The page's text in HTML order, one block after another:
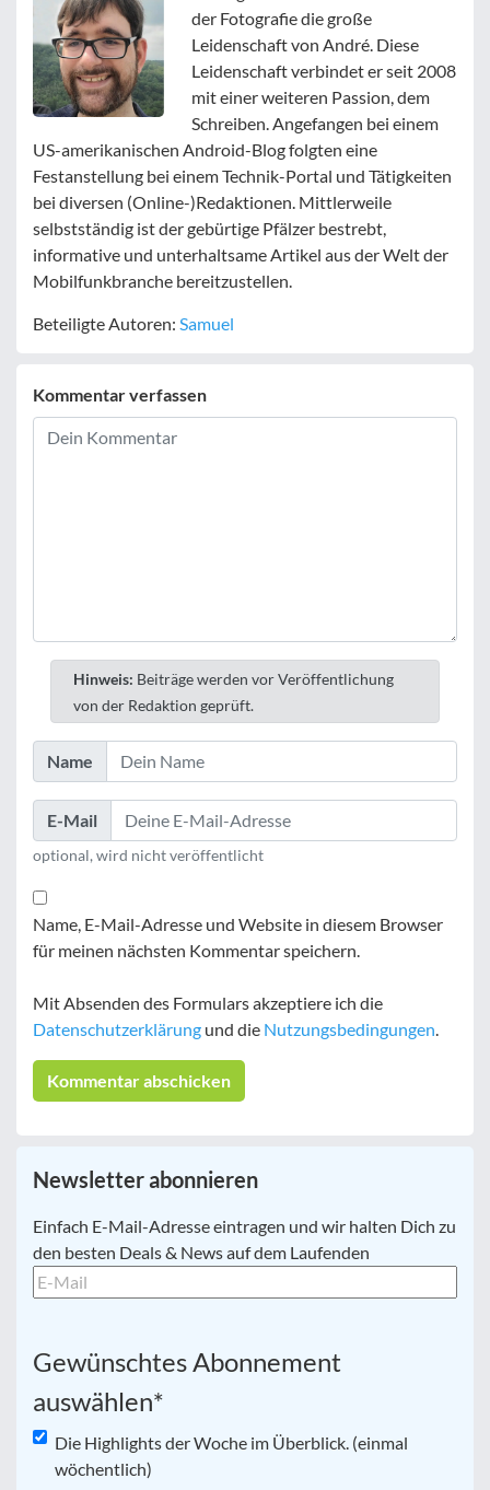
der Fotografie die große
Leidenschaft von André. Diese
Leidenschaft verbindet er seit 2008
mit einer weiteren Passion, dem
Schreiben. Angefangen bei einem
US-amerikanischen Android-Blog folgten eine
Festanstellung bei einem Technik-Portal und Tätigkeiten
bei diversen (Online-)Redaktionen. Mittlerweile
selbstständig ist der gebürtige Pfälzer bestrebt,
informative und unterhaltsame Artikel aus der Welt der
Mobilfunkbranche bereitzustellen.
Beteiligte Autoren: Samuel
Kommentar verfassen
Hinweis: Beiträge werden vor Veröffentlichung
von der Redaktion geprüft.
Name
E-Mail
optional, wird nicht veröffentlicht
Name, E-Mail-Adresse und Website in diesem Browser
für meinen nächsten Kommentar speichern.
Mit Absenden des Formulars akzeptiere ich die
Datenschutzerklärung und die Nutzungsbedingungen
Newsletter abonnieren
E-
Mail *
Einfach E-Mail-Adresse eintragen und wir halten Dich zu
den besten Deals & News auf dem Laufenden
Gewünschtes Abonnement
auswählen*
Die Highlights der Woche im Überblick. (einmal
wöchentlich)